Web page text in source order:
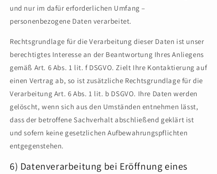
und nur im dafür erforderlichen Umfang –
personenbezogene Daten verarbeitet.
Rechtsgrundlage für die Verarbeitung dieser Daten ist unser
berechtigtes Interesse an der Beantwortung Ihres Anliegens
gemäß Art. 6 Abs. 1 lit. f DSGVO. Zielt Ihre Kontaktierung auf
einen Vertrag ab, so ist zusätzliche Rechtsgrundlage für die
Verarbeitung Art. 6 Abs. 1 lit. b DSGVO. Ihre Daten werden
gelöscht, wenn sich aus den Umständen entnehmen lässt,
dass der betroffene Sachverhalt abschließend geklärt ist
und sofern keine gesetzlichen Aufbewahrungspflichten
entgegenstehen.
6) Datenverarbeitung bei Eröffnung eines